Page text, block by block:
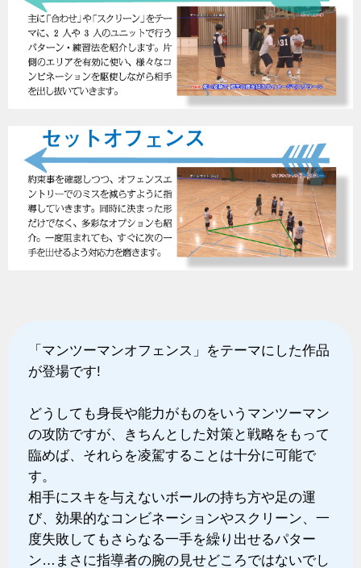
「マンツーマンオフェンス」をテーマにした作品
が登場です!
どうしても身長や能力がものをいうマンツーマン
の攻防ですが、きちんとした対策と戦略をもって
臨めば、それらを凌駕することは十分に可能で
す。
相手にスキを与えないボールの持ち方や足の運
び、効果的なコンビネーションやスクリーン、一
度失敗してもさらなる一手を繰り出せるパター
ン…まさに指導者の腕の見せどころではないでし